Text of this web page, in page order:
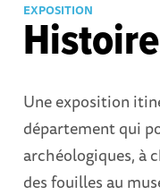
EXPOSITION
Une exposition
département qui
archéologiques, à
des fouilles au